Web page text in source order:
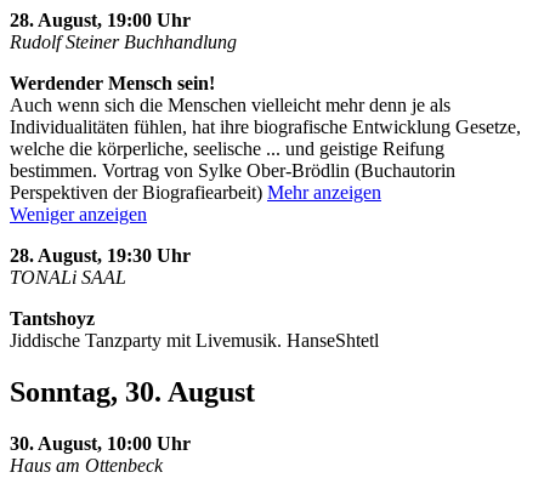
28. August, 19:00 Uhr
Rudolf Steiner Buchhandlung
Werdender Mensch sein!
Auch wenn sich die Menschen vielleicht mehr denn je als
Individualitäten fühlen, hat ihre biografische Entwicklung Gesetze,
welche die körperliche, seelische ... und geistige Reifung
bestimmen. Vortrag von Sylke Ober-Brödlin (Buchautorin
Perspektiven der Biografiearbeit) Mehr anzeigen
Weniger anzeigen
28. August, 19:30 Uhr
TONALi SAAL
Tantshoyz
Jiddische Tanzparty mit Livemusik. HanseShtetl
Sonntag, 30. August
30. August, 10:00 Uhr
Haus am Ottenbeck